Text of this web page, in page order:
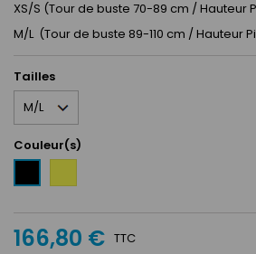
XS/S (Tour de buste 70-89 cm / Hauteur
M/L (Tour de buste 89-110 cm / Hauteur
Tailles
Couleur(s)
166,80 € TTC